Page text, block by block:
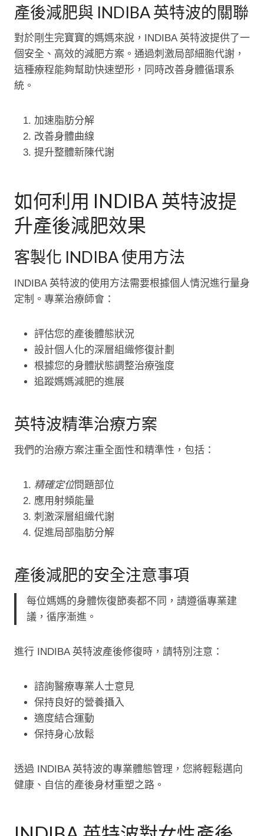
產後減肥與 INDIBA 英特波的關聯
對於剛生完寶寶的媽媽來說，INDIBA 英特波提供了一
個安全、高效的減肥方案。通過刺激局部細胞代謝，
這種療程能夠幫助快速塑形，同時改善身體循環系
統。
加速脂肪分解
改善身體曲線
提升整體新陳代謝
如何利用 INDIBA 英特波提
升產後減肥效果
客製化 INDIBA 使用方法
INDIBA 英特波的使用方法需要根據個人情況進行量身
定制。專業治療師會：
評估您的產後體態狀況
設計個人化的深層組織修復計劃
根據您的身體狀態調整治療強度
追蹤媽媽減肥的進展
英特波精準治療方案
我們的治療方案注重全面性和精準性，包括：
精確定位問題部位
應用射頻能量
刺激深層組織代謝
促進局部脂肪分解
產後減肥的安全注意事項
每位媽媽的身體恢復節奏都不同，請遵循專業建
議，循序漸進。
進行 INDIBA 英特波產後修復時，請特別注意：
諮詢醫療專業人士意見
保持良好的營養攝入
適度結合運動
保持身心放鬆
透過 INDIBA 英特波的專業體態管理，您將輕鬆邁向
健康、自信的產後身材重塑之路。